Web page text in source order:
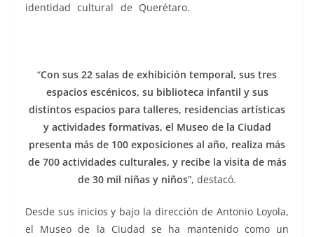
identidad cultural de Querétaro.
“Con sus 22 salas de exhibición temporal, sus tres
espacios escénicos, su biblioteca infantil y sus
distintos espacios para talleres, residencias artísticas
y actividades formativas, el Museo de la Ciudad
presenta más de 100 exposiciones al año, realiza más
de 700 actividades culturales, y recibe la visita de más
de 30 mil niñas y niños”, destacó.
Desde sus inicios y bajo la dirección de Antonio Loyola,
el Museo de la Ciudad se ha mantenido como un